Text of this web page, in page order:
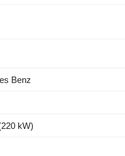
Benz
kW)